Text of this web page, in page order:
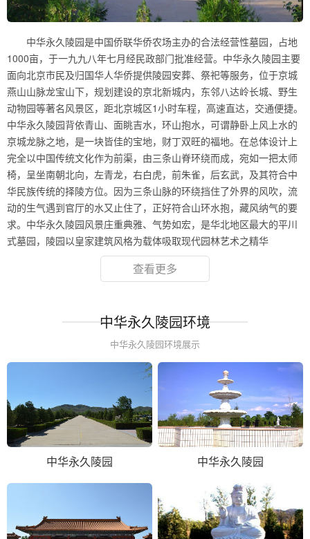
中华永久陵园是中国侨联华侨农场主办的合法经营性墓园，占地
1000亩，于一九九八年七月经民政部门批准经营。中华永久陵园主要
面向北京市民及归国华人华侨提供陵园安葬、祭祀等服务，位于京城
燕山山脉龙宝山下，规划建设的京北新城内，东邻八达岭长城、野生
动物园等著名风景区，距北京城区1小时车程，高速直达，交通便捷。
中华永久陵园背依青山、面眺吉水，环山抱水，可谓静卧上风上水的
京城龙脉之地，是一块皆佳的宝地，财丁双旺的福地。在总体设计上
完全以中国传统文化作为前渠，由三条山脊环绕而成，宛如一把太师
椅，呈坐南朝北向，左青龙，右白虎，前朱雀，后玄武，及其符合中
华民族传统的择陵方位。因为三条山脉的环绕挡住了外界的风吹，流
动的生气遇到官厅的水又止住了，正好符合山环水抱，藏风纳气的要
求。中华永久陵园风景庄重典雅、气势如宏，是华北地区最大的平川
式墓园，陵园以皇家建筑风格为载体吸取现代园林艺术之精华
查看更多
中华永久陵园环境
中华永久陵园环境展示
中华永久陵园 中华永久陵园